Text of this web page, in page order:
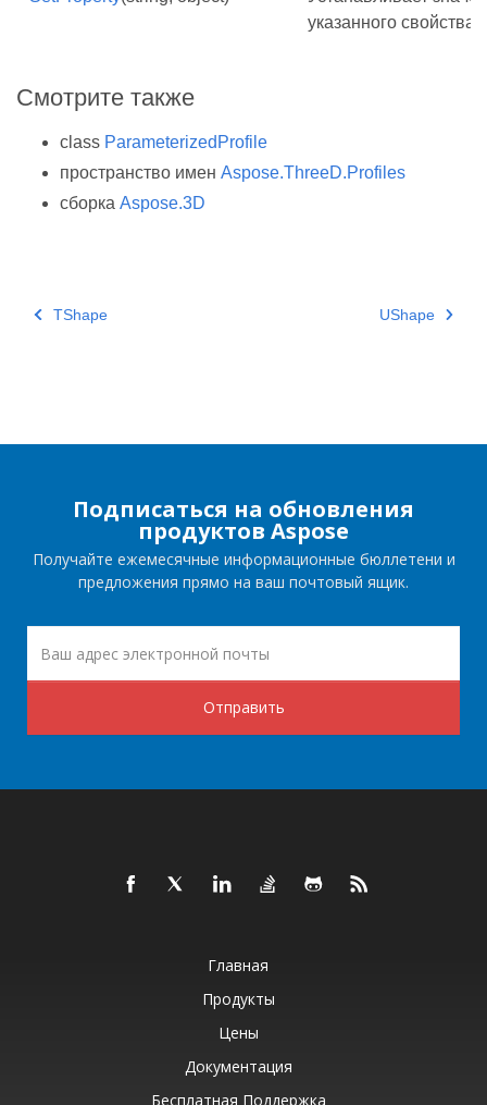
указанного свойства
Смотрите также
class ParameterizedProfile
пространство имен Aspose.ThreeD.Profiles
сборка Aspose.3D
TShape UShape
Подписаться на обновления
продуктов Aspose
Получайте ежемесячные информационные бюллетени и
предложения прямо на ваш почтовый ящик.
Отправить
Главная
Продукты
Цены
Документация
Бесплатная Поддержка